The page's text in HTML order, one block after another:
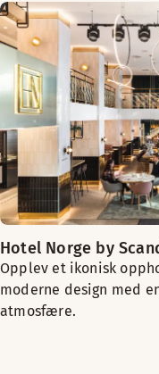
Hotel Norge by
Opplev et ikonisk
moderne design med
atmosfære.